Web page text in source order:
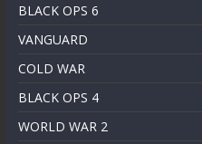
BLACK OPS 6
VANGUARD
COLD WAR
BLACK OPS 4
WORLD WAR 2